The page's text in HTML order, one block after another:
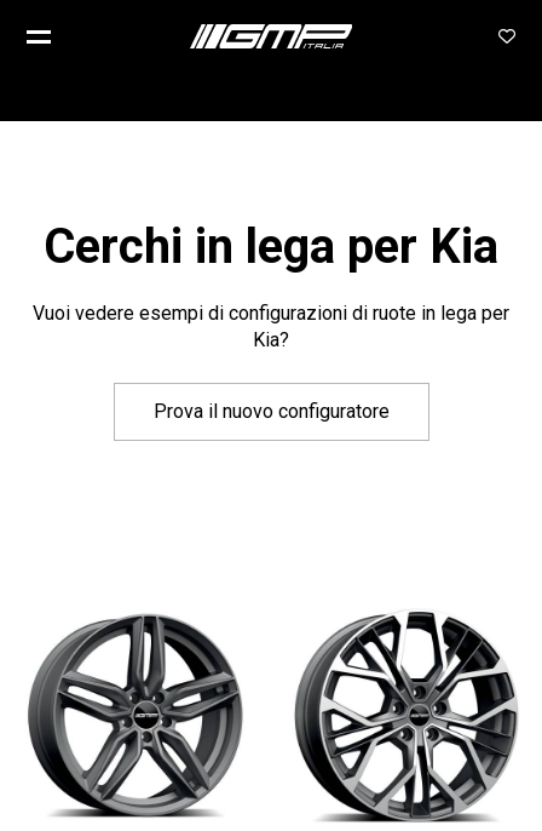
Cerchi in lega per Kia
Vuoi vedere esempi di configurazioni di ruote in lega per
Kia?
Prova il nuovo configuratore